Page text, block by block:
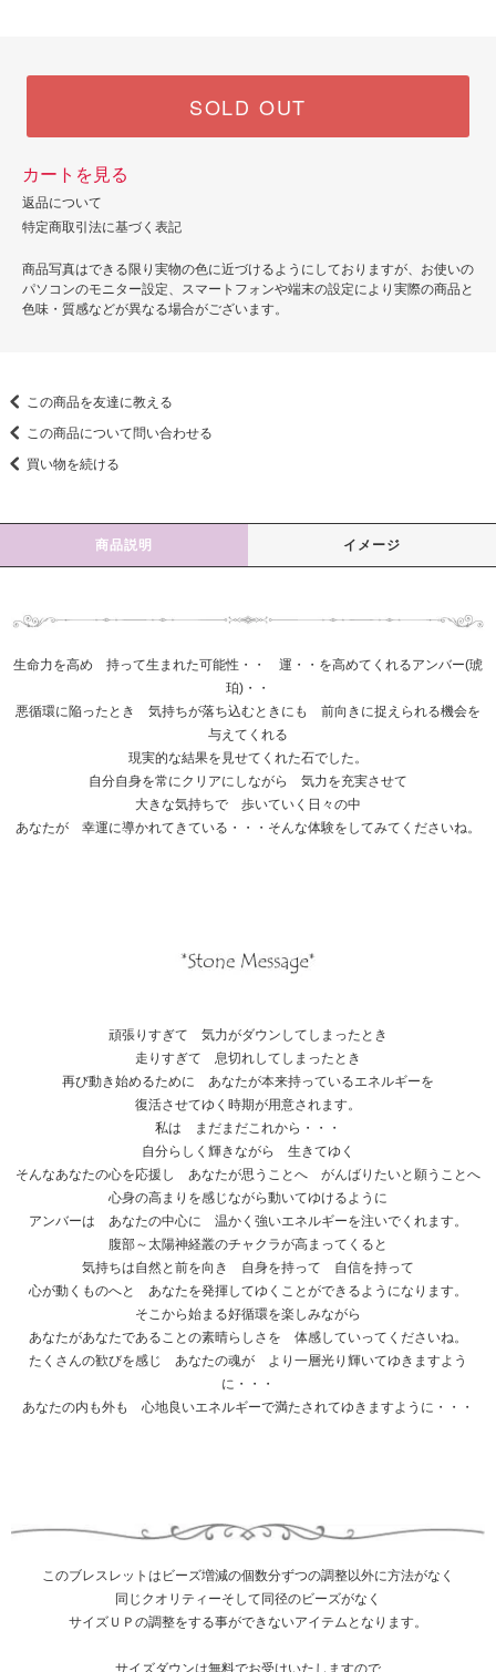
SOLD OUT
カートを見る
返品について
特定商取引法に基づく表記
商品写真はできる限り実物の色に近づけるようにしておりますが、お使いの
パソコンのモニター設定、スマートフォンや端末の設定により実際の商品と
色味・質感などが異なる場合がございます。
この商品を友達に教える
この商品について問い合わせる
買い物を続ける
商品説明 イメージ
生命力を高め 持って生まれた可能性・・ 運・・を高めてくれるアンバー(琥
珀)・・
悪循環に陥ったとき 気持ちが落ち込むときにも 前向きに捉えられる機会を
与えてくれる
現実的な結果を見せてくれた石でした。
自分自身を常にクリアにしながら 気力を充実させて
大きな気持ちで 歩いていく日々の中
あなたが 幸運に導かれてきている・・・そんな体験をしてみてくださいね。
頑張りすぎて 気力がダウンしてしまったとき
走りすぎて 息切れしてしまったとき
再び動き始めるために あなたが本来持っているエネルギーを
復活させてゆく時期が用意されます。
私は まだまだこれから・・・
自分らしく輝きながら 生きてゆく
そんなあなたの心を応援し あなたが思うことへ がんばりたいと願うことへ
心身の高まりを感じながら動いてゆけるように
アンバーは あなたの中心に 温かく強いエネルギーを注いでくれます。
腹部～太陽神経叢のチャクラが高まってくると
気持ちは自然と前を向き 自身を持って 自信を持って
心が動くものへと あなたを発揮してゆくことができるようになります。
そこから始まる好循環を楽しみながら
あなたがあなたであることの素晴らしさを 体感していってくださいね。
たくさんの歓びを感じ あなたの魂が より一層光り輝いてゆきますよう
に・・・
あなたの内も外も 心地良いエネルギーで満たされてゆきますように・・・
このブレスレットはビーズ増減の個数分ずつの調整以外に方法がなく
同じクオリティーそして同径のビーズがなく
サイズＵＰの調整をする事ができないアイテムとなります。
サイズダウンは無料でお受けいたしますので